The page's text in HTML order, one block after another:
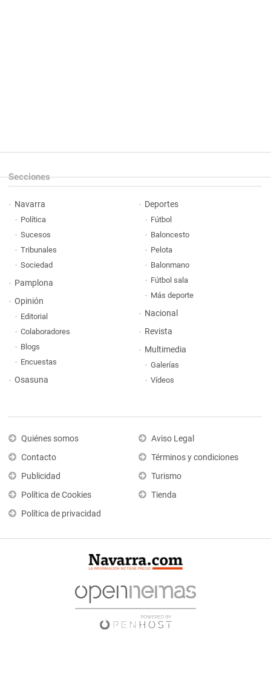
Secciones
Navarra
Política
Sucesos
Tribunales
Sociedad
Pamplona
Opinión
Editorial
Colaboradores
Blogs
Encuestas
Osasuna
Deportes
Fútbol
Baloncesto
Pelota
Balonmano
Fútbol sala
Más deporte
Nacional
Revista
Multimedia
Galerías
Vídeos
Quiénes somos
Contacto
Publicidad
Política de Cookies
Política de privacidad
Aviso Legal
Términos y condiciones
Turismo
Tienda